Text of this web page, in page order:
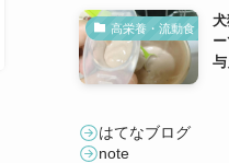
高栄養・流動食【犬
与
はてなブログ
note